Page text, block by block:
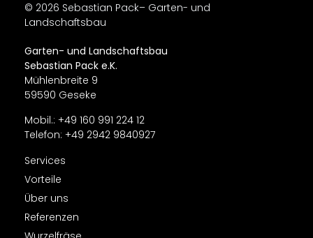
© 2026 Sebastian Pack– Garten- und
Landschaftsbau
Garten- und Landschaftsbau
Sebastian Pack e.K.
Mühlenbreite 9
59590 Geseke
Mobil.: +49 160 991 224 12
Telefon: ‎+49 2942 9840927
Services
Vorteile
Über uns​
Referenzen